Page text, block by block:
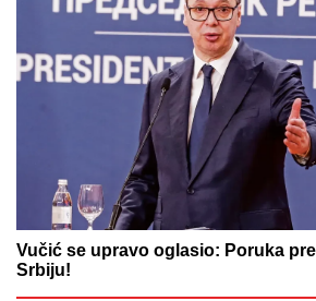
Vučić se upravo oglasio: Poruka
Srbiju!